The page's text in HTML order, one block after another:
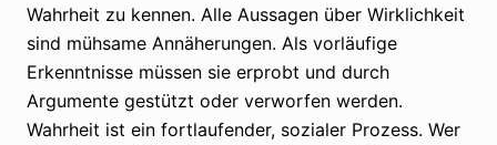
Wahrheit zu kennen. Alle Aussagen über Wirklichkeit
sind mühsame Annäherungen. Als vorläufige
Erkenntnisse müssen sie erprobt und durch
Argumente gestützt oder verworfen werden.
Wahrheit ist ein fortlaufender, sozialer Prozess. Wer